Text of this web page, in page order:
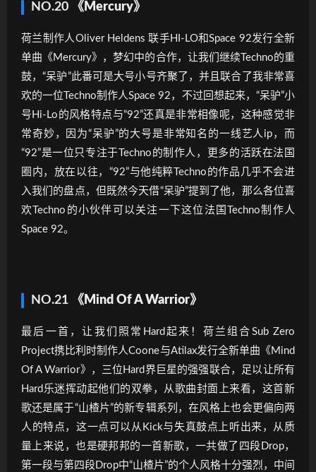
NO.20 《Mercury》
荷兰制作人Oliver Heldens 联手HI-LO和Space 92发行全新
单曲《Mercury》，梦幻中的合作，让我们继续Techno的重
鼓，“呆驴”此番可是大号小号齐聚了，并且联合了我非常喜
欢的一位Techno制作人Space 92，不过回想起来，“呆驴”小
号Hi-Lo的风格特点与“92”还真是非常相像呢，这种感觉非
常奇妙，因为“呆驴”的大号是非常知名的一线艺人ip，而
“92”是一位只专注于Techno的制作人，更多的活跃在法国
圈内，放在以往，“92”与他纯粹Techno的作品几乎不会进
入我们的盘点，但既然今天借“呆驴”提到了他，那么各位喜
欢Techno的小伙伴可以关注一下这位法国Techno制作人
Space 92。
NO.21 《Mind Of A Warrior》
最后一首，让我们照常Hard起来！荷兰组合Sub Zero
Project携比利时制作人Coone与Atilax发行全新单曲《Mind
Of A Warrior》，三位Hard界巨星的强强联合，足以让所有
Hard乐迷挥动起他们的双拳，从歌曲封面上来看，这首新
歌还是属于“山楂片”的新专辑系列，在风格上也会更偏向两
人的特点，这一点可以从Kick与失真鼓点上听出来，从质
量上来说，也是硬邦邦的一首新歌，一共做了四段Drop，
第一段与第四段Drop中“山楂片”的个人风格十分强烈，中间